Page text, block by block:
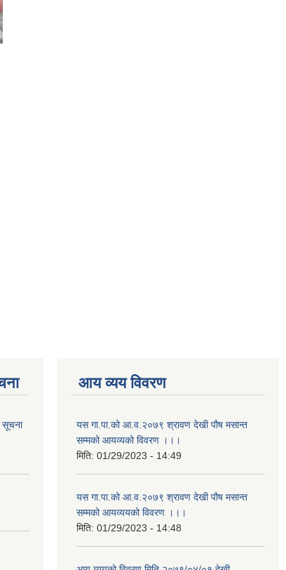
सूचना
आय व्यय विवरण
यस गा.पा.को आ.व.२०७९ श्रावण देखी पौष मसान्त
सम्मको आयव्यको विवरण ।।।
मिति: 01/29/2023 - 14:49
यस गा.पा.को आ.व.२०७९ श्रावण देखी पौष मसान्त
सम्मको आयव्ययको विवरण ।।।
मिति: 01/29/2023 - 14:48